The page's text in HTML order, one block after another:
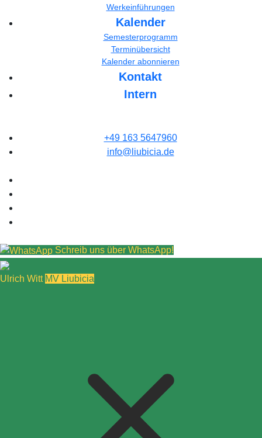
Werkeinführungen
Kalender
Semesterprogramm
Terminübersicht
Kalender abonnieren
Kontakt
Intern
+49 163 5647960
info@liubicia.de
Schreib uns über WhatsApp!
Ulrich Witt MV Liubicia